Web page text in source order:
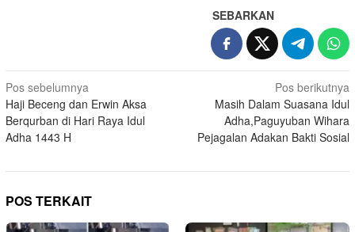
SEBARKAN
Navigasi
pos
Pos sebelumnya
Haji Beceng dan Erwin Aksa
Berqurban di Hari Raya Idul
Adha 1443 H
Pos berikutnya
Masih Dalam Suasana Idul
Adha,Paguyuban Wihara
Pejagalan Adakan Bakti Sosial
POS TERKAIT